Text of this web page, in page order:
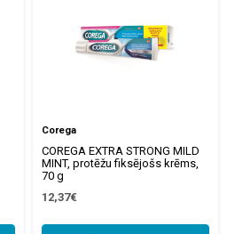
Corega
COREGA EXTRA STRONG MILD
MINT, protēžu fiksējošs krēms,
70 g
12,37€